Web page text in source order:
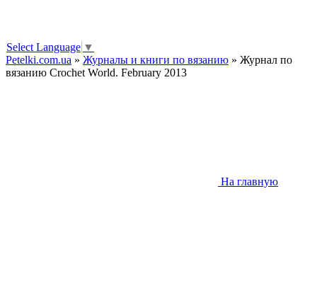
Select Language ▼
Petelki.com.ua » Журналы и книги по вязанию » Журнал по
вязанию Crochet World. February 2013
На главную